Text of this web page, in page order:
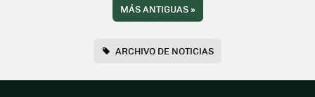
MÁS ANTIGUAS»
ARCHIVO DE NOTICIAS